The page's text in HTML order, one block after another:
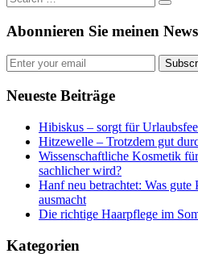
Abonnieren Sie meinen
Neueste Beiträge
Hibiskus – sorgt für
Hitzewelle – Trotzdem gut
Wissenschaftliche Kosmetik
sachlicher wird?
Hanf neu betrachtet: Was gute
ausmacht
Die richtige Haarpflege im
Kategorien